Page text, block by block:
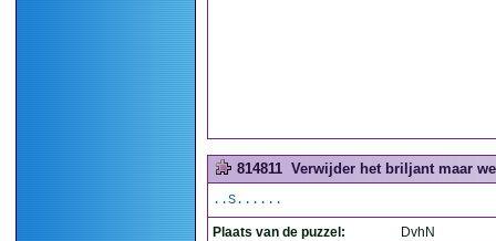
814811 Verwijder het briljant maar
..S......
Plaats van de puzzel:
DvhN